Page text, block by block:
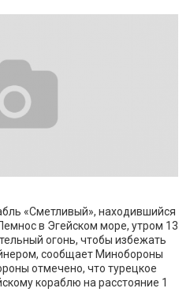
«Сметливый», находившийся
в Эгейском море, утром 13
огонь, чтобы избежать
сообщает Минобороны
отмечено, что турецкое
кораблю на расстояние 1